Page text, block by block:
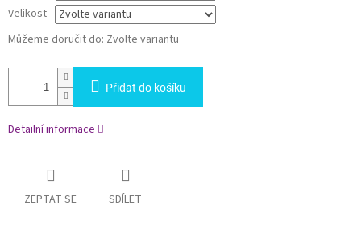
Velikost
Můžeme doručit do: Zvolte variantu
Přidat do košíku
Detailní informace
ZEPTAT SE SDÍLET